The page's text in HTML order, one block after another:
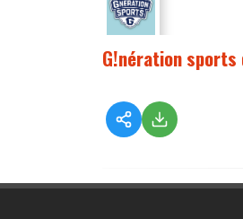
G!nération sports